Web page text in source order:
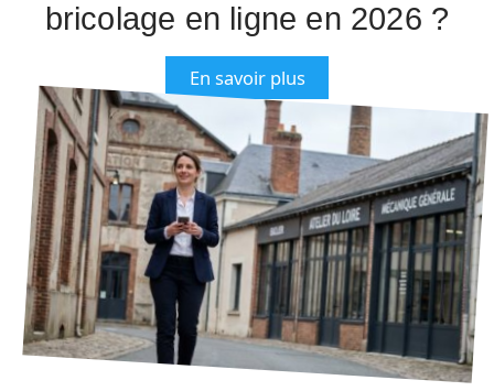
bricolage en ligne en 2026 ?
En savoir plus